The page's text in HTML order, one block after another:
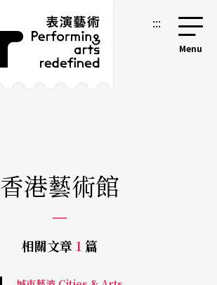
:::
香港藝術館
相關文章 1 篇